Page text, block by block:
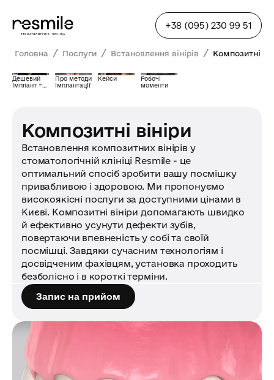
+38 (095) 230 99 51
Головна / Послуги / Встановлення вінірів / Композитні
Дешевий
імплант =
Про методи
імплантації
Кейси
Робочі
моменти
Композитні вініри
Встановлення композитних вінірів у
стоматологічній клініці Resmile - це
оптимальний спосіб зробити вашу посмішку
привабливою і здоровою. Ми пропонуємо
високоякісні послуги за доступними цінами в
Києві. Композитні вініри допомагають швидко
й ефективно усунути дефекти зубів,
повертаючи впевненість у собі та своїй
посмішці. Завдяки сучасним технологіям і
досвідченим фахівцям, установка проходить
безболісно і в короткі терміни.
Запис на прийом